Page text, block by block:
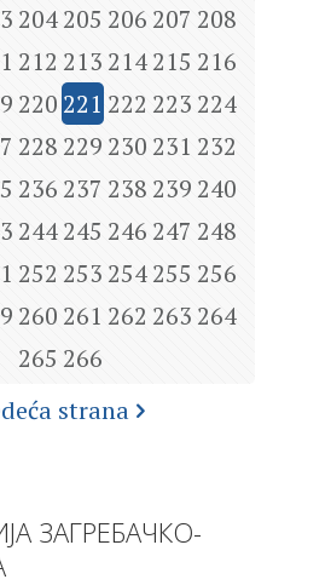
204205 206 207 208
212 213 214215 216
220 221 222 223 224
228 229 230 231 232
236 237 238 239 240
244245 246 247 248
252 253 254255 256
260 261 262 263 264
265 266
strana
ЗАГРЕБАЧКО-